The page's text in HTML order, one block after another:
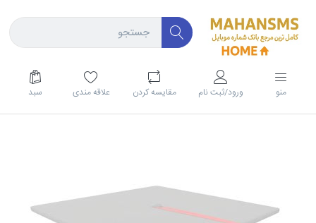
منو ورود/ثبت نام مقايسه كردن علاقه مندی سبد